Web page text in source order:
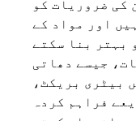
کی ضروریات کو
اور مواد کے
بہتر بنا سکتے
جیسے دھاتی
بیٹری بریکٹ،
فراہم کردہ